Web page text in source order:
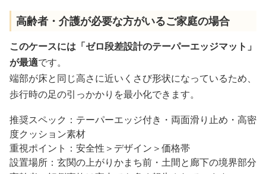
高齢者・介護が必要な方がいるご家庭の場合
このケースには「ゼロ段差設計のテーパーエッジマット」
が最適です。
端部が床と同じ高さに近いくさび形状になっているため、
歩行時の足の引っかかりを最小化できます。
推奨スペック：テーパーエッジ付き・両面滑り止め・高密
度クッション素材
重視ポイント：安全性＞デザイン＞価格帯
設置場所：玄関の上がりかまち前・土間と廊下の境界部分